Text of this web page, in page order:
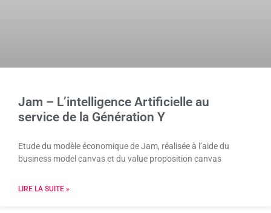
Jam – L’intelligence Artificielle au
service de la Génération Y
Etude du modèle économique de Jam, réalisée à l’aide du
business model canvas et du value proposition canvas
LIRE LA SUITE »